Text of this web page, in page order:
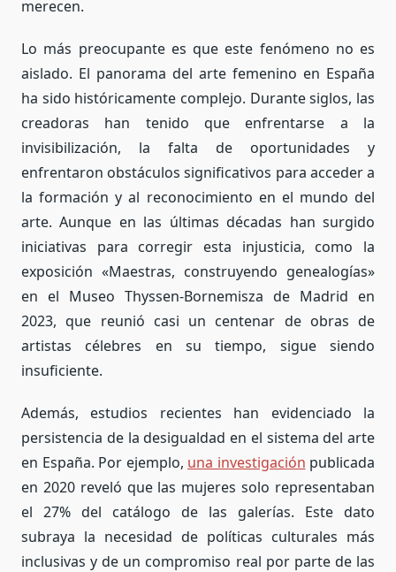
merecen.
Lo más preocupante es que este fenómeno no es
aislado. El panorama del arte femenino en España
ha sido históricamente complejo. Durante siglos, las
creadoras han tenido que enfrentarse a la
invisibilización, la falta de oportunidades y
enfrentaron obstáculos significativos para acceder a
la formación y al reconocimiento en el mundo del
arte. Aunque en las últimas décadas han surgido
iniciativas para corregir esta injusticia, como la
exposición «Maestras, construyendo genealogías»
en el Museo Thyssen-Bornemisza de Madrid en
2023, que reunió casi un centenar de obras de
artistas célebres en su tiempo, sigue siendo
insuficiente.
Además, estudios recientes han evidenciado la
persistencia de la desigualdad en el sistema del arte
en España. Por ejemplo, una investigación publicada
en 2020 reveló que las mujeres solo representaban
el 27% del catálogo de las galerías. Este dato
subraya la necesidad de políticas culturales más
inclusivas y de un compromiso real por parte de las